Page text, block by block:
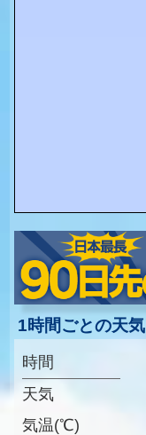
1時間ごとの天気
時間
天気
気温(℃)